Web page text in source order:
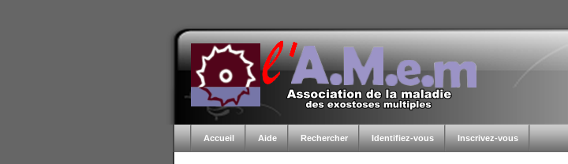
Accueil Aide Rechercher Identifiez-vous Inscrivez-vous